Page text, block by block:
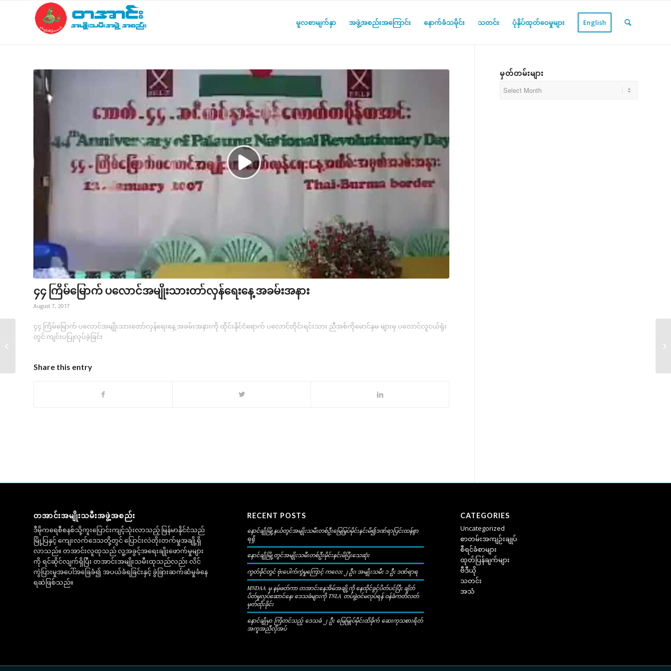
မူလစာမျက်နှာ အဖွဲ့အစည်းအကြောင်း နောက်ခံသမိုင်း သတင်း ပုံနှိပ်ထုတ်ဝေမှုများ English
၄၄ ကြိမ်မြောက် ပလောင်အမျိုးသားတာ်လှန်ရေးနေ့ အခမ်းအနား
August 7, 2017
၄၄ ကြိမ်မြောက် ပလောင်အမျိုးသားတော်လှန်ရေးနေ့ အခမ်းအနားကို ထိုင်းနိုင်ငံရောက် ပလောင်တိုင်းရင်းသား ညီအစ်ကိုမောင်နှမ များမှ ပလောင်လူငယ်ရုံး
တွင် ကျင်းပပြုလုပ်ခဲ့ခြင်း
Share this entry
မှတ်တမ်းများ
တအာင်းအမျိုးသမီးအဖွဲ့အစည်း
ဒီမိုကရေစီစနစ်သို့ကူးပြောင်းကျင့်သုံးလာသည့် မြန်မာနိုင်ငံသည်
မြို့ပြနှင့် ကျေးလက်ဒေသတို့တွင် ပြောင်းလဲတိုးတက်မှုအချို့ရှိ
လာသည်။ တအာင်းလူထုသည် လူ့အခွင့်အရေးချိုးဖောက်မှုများ
ကို ရင်ဆိုင်လျက်ရှိပြီး တအာင်းအမျိုးသမီးထုသည်လည်း လိင်
ကွဲပြားမှုအပေါ်အခြေခံ၍ အပယ်ခံရခြင်းနှင့် ခွဲခြားဆက်ဆံမှုခံနေ
ရဆဲဖြစ်သည်။
RECENT POSTS
နောင်ချိုမြို့နယ်တွင်အမျိုးသမီးတစ်ဦးမြေမြှပ်မိုင်းနင်းမိ၍ဒဏ်ရာပြင်းထန်စွာ
ရရှိ
နောင်ချိုမြို့တွင်အမျိုးသမီးတစ်ဦးမိုင်းနင်းမိပြီးသေဆုံး
ကွတ်ခိုင်တွင် ဗုံးပေါက်ကွဲမှုကြောင့် ကလေး ၂ ဦး၊ အမျိုးသမီး ၁ ဦး ဒဏ်ရာရ
MNDAA မှ နမ့်ဖတ်ကာ တအာင်းနေအိမ်အချို့ကို နေထိုင်ခွင့်ပိတ်ပင်ပြီး ချိတ်
ပိတ်မှုလုပ်ဆောင်နေ၊ ဒေသခံများကို TNLA တပ်ဖွဲ့ဝင်မလုပ်ရန် ဝန်ခံကတိလတ်
မှတ်ထိုးခိုင်း
နောင်ချိုမှာ ကြံတင်သည့် ဒေသခံ ၂ ဦး မြေမြှုပ်မိုင်းထိခိုက် ဆေးကုသစားရိတ်
အကူအညီလိုအပ်
CATEGORIES
Uncategorized
စာတမ်းအကျဉ်းချုပ်
စီရင်ခံစာများ
ထုတ်ပြန်ချက်များ
ဗီဒီယို
သတင်း
အသံ
တိုက်ပွဲ ဖြစ်ပွားမှုကြော